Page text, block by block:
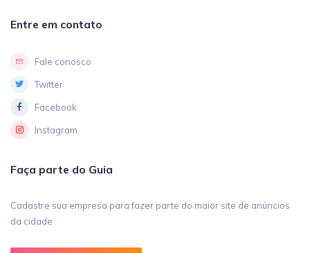
Entre em contato
Fale conosco
Twitter
Facebook
Instagram
Faça parte do Guia
Cadastre sua empresa para fazer parte do maior site de anúncios
da cidade